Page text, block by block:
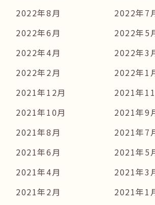
2022年8月
2022年7
2022年6月
2022年5
2022年4月
2022年3
2022年2月
2022年1
2021年12月
2021年
2021年10月
2021年9
2021年8月
2021年7
2021年6月
2021年5
2021年4月
2021年3
2021年2月
2021年1